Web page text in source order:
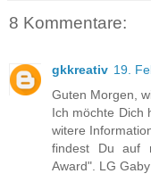
8 Kommentare:
gkkreativ 19.
Guten Morgen,
Ich möchte Dich
witere
findest Du auf
Award". LG Gaby